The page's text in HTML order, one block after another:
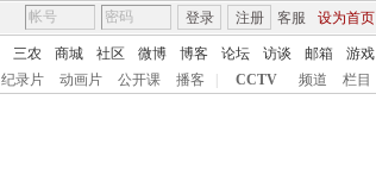
客服 设为首页
登录 注册
三农 商城 社区 微博 博客 论坛 访谈 邮箱
游戏
纪录片 动画片 公开课 播客 CCTV 频道 栏目